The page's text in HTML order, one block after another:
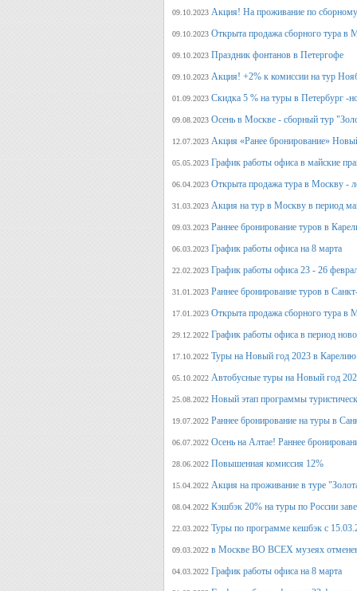
09.10.2023 Акция! На проживание по
09.10.2023 Открыта продажа сборного тура в
09.10.2023 Праздник фонтанов в Петергофе
09.10.2023 Акция! +2% к комиссии на тур
01.09.2023 Скидка 5 % на туры в Петербург -
09.08.2023 Осень в Москве - сборный тур
12.07.2023 Акция «Ранее бронирование»
05.05.2023 График работы офиса в майские
06.04.2023 Открыта продажа тура в Москву -
31.03.2023 Акция на тур в Москву в период
09.03.2023 Раннее бронирование туров в
06.03.2023 График работы офиса на 8 марта
22.02.2023 График работы офиса 23 - 26
31.01.2023 Раннее бронирование туров в
17.01.2023 Открыта продажа сборного тура в
29.12.2022 График работы офиса в период
17.10.2022 Туры на Новый год 2023 в Карелию
05.10.2022 Автобусные туры на Новый год
25.08.2022 Новый этап программы
19.07.2022 Раннее бронирование на туры в
06.07.2022 Осень на Алтае! Раннее
28.06.2022 Повышенная комиссия 12%
15.04.2022 Акция на проживание в туре
08.04.2022 Кэшбэк 20% на туры по России
22.03.2022 Туры по программе кешбэк с
09.03.2022 в Москве ВО ВСЕХ музеях
04.03.2022 График работы офиса на 8 марта